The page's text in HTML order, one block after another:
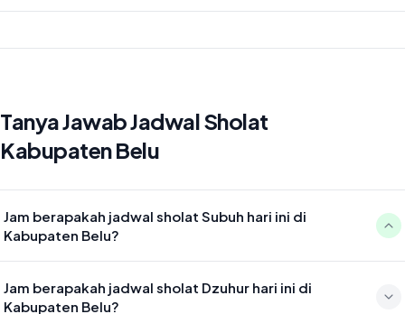
Tanya Jawab Jadwal Sholat
Kabupaten Belu
Jam berapakah jadwal sholat Subuh hari ini di
Kabupaten Belu?
Jam berapakah jadwal sholat Dzuhur hari ini di
Kabupaten Belu?